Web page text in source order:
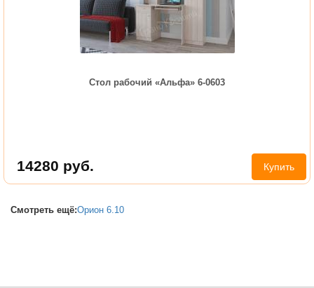
Стол рабочий «Альфа» 6-0603
14280 руб. Купить
Смотреть ещё:Орион 6.10